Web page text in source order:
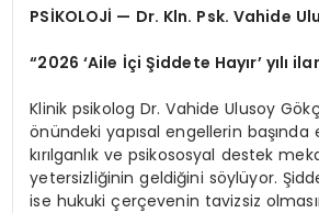
PSİKOLOJİ — Dr. Kln. Psk. Vahide
“2026 ‘Aile İçi Şiddete Hayır’ yılı
Klinik psikolog Dr. Vahide Ulusoy
önündeki yapısal engellerin başında
kırılganlık ve psikososyal destek
yetersizliğinin geldiğini söylüyor.
ise hukuki çerçevenin tavizsiz